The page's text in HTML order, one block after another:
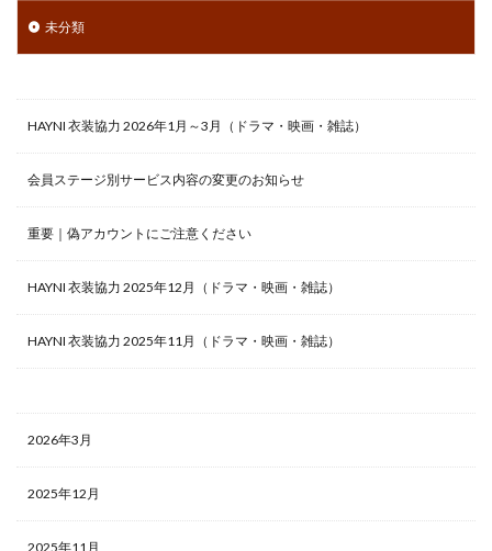
未分類
HAYNI 衣装協力 2026年1月～3月（ドラマ・映画・雑誌）
会員ステージ別サービス内容の変更のお知らせ
重要｜偽アカウントにご注意ください
HAYNI 衣装協力 2025年12月（ドラマ・映画・雑誌）
HAYNI 衣装協力 2025年11月（ドラマ・映画・雑誌）
2026年3月
2025年12月
2025年11月